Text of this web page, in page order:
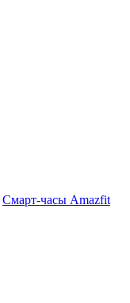
Смарт-часы Amazfit